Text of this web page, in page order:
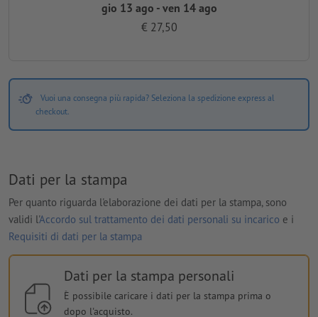
gio 13 ago - ven 14 ago
€ 27,50
Vuoi una consegna più rapida? Seleziona la spedizione express al
checkout.
Dati per la stampa
Per quanto riguarda l'elaborazione dei dati per la stampa, sono
validi l'Accordo sul trattamento dei dati personali su incarico e i
Requisiti di dati per la stampa
Dati per la stampa personali
È possibile caricare i dati per la stampa prima o
dopo l'acquisto.